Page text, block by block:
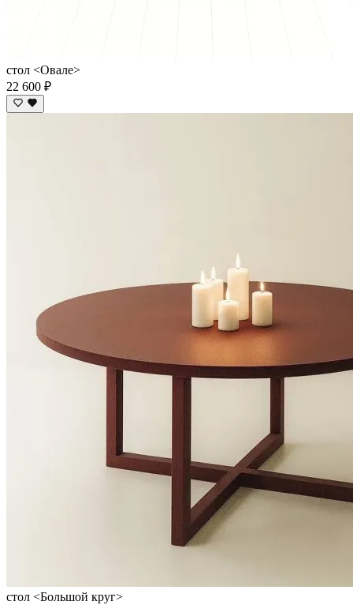
стол <Овале>
22 600 ₽
стол <Большой круг>